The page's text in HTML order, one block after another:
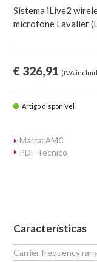
Sistema iLive2
microfone Lavalier
€ 326,91 (IVA
Artigo disponível
Marca: AMC
PDF Técnico
Características
Carrier frequency